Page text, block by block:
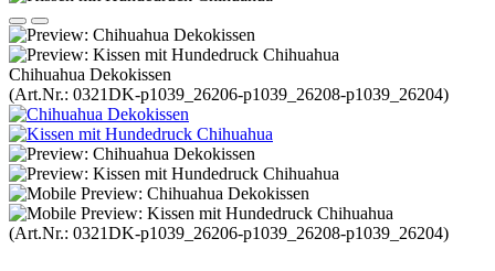
Chihuahua Dekokissen
(Art.Nr.: 0321DK-p1039_26206-p1039_26208-p1039_26204)
(Art.Nr.: 0321DK-p1039_26206-p1039_26208-p1039_26204)